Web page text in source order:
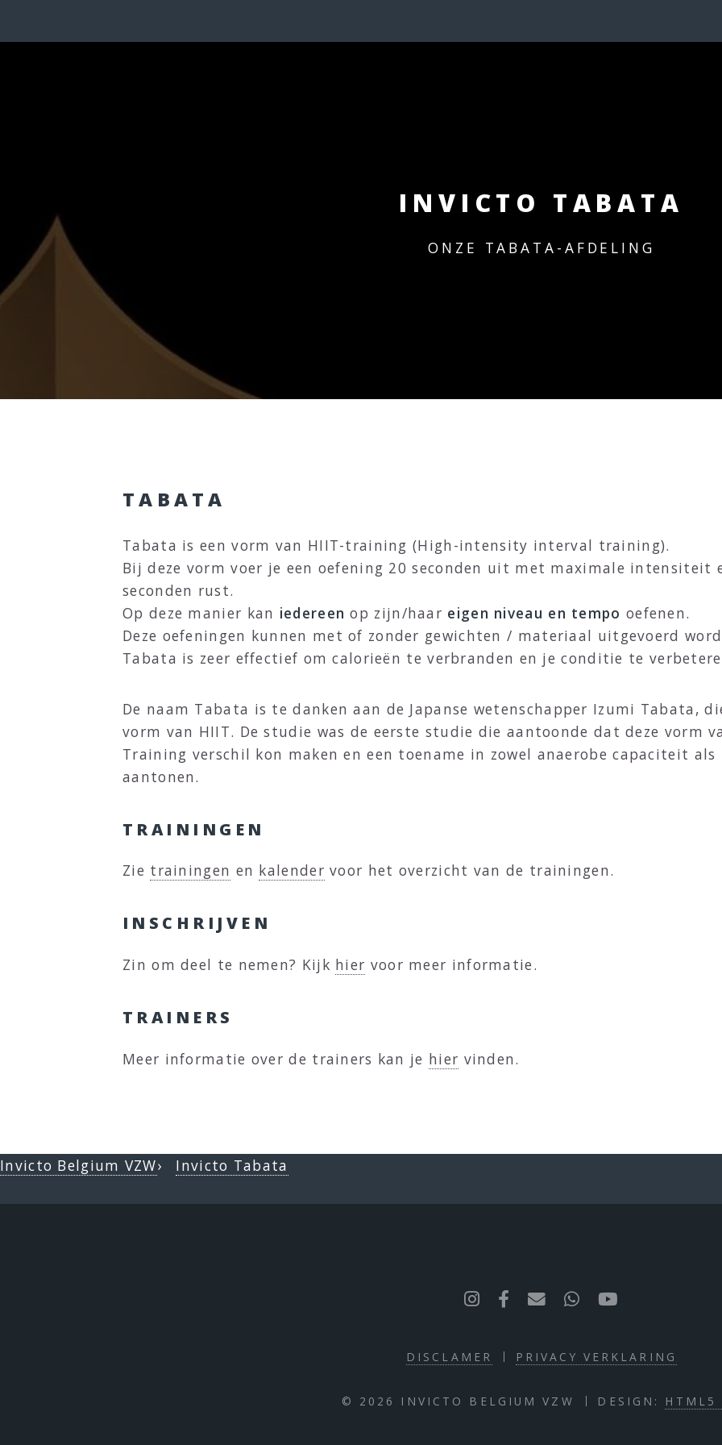
INVICTO TABATA
ONZE TABATA-AFDELING
TABATA
Tabata is een vorm van HIIT-training (High-intensity interval training).
Bij deze vorm voer je een oefening 20 seconden uit met maximale intensiteit
seconden rust.
Op deze manier kan iedereen op zijn/haar eigen niveau en tempo oefenen.
Deze oefeningen kunnen met of zonder gewichten / materiaal uitgevoerd
Tabata is zeer effectief om calorieën te verbranden en je conditie te
De naam Tabata is te danken aan de Japanse wetenschapper Izumi Tabata,
vorm van HIIT. De studie was de eerste studie die aantoonde dat deze vorm
Training verschil kon maken en een toename in zowel anaerobe capaciteit
aantonen.
TRAININGEN
Zie trainingen en kalender voor het overzicht van de trainingen.
INSCHRIJVEN
Zin om deel te nemen? Kijk hier voor meer informatie.
TRAINERS
Meer informatie over de trainers kan je hier vinden.
Invicto Belgium VZW› Invicto Tabata
DISCLAMER PRIVACY VERKLARING
© 2026 INVICTO BELGIUM VZW DESIGN: HTML5